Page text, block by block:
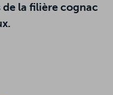
la filière cognac